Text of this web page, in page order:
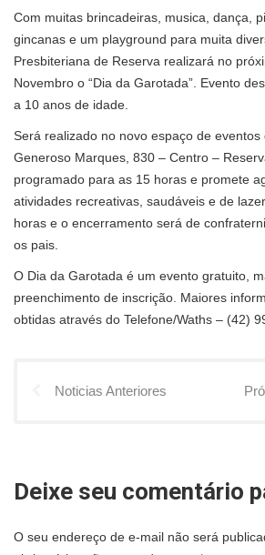
Com muitas brincadeiras, musica, dança,
gincanas e um playground para muita
Presbiteriana de Reserva realizará no
Novembro o “Dia da Garotada”. Evento
a 10 anos de idade.
Será realizado no novo espaço de
Generoso Marques, 830 – Centro –
programado para as 15 horas e promete
atividades recreativas, saudáveis e de
horas e o encerramento será de
os pais.
O Dia da Garotada é um evento gratuito,
preenchimento de inscrição. Maiores
obtidas através do Telefone/Waths – (42)
Noticias Anteriores
Deixe seu comentário
O seu endereço de e-mail não será